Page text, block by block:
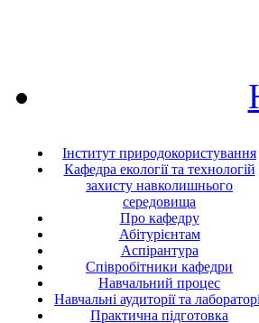
Інститут природокористування
Кафедра екології та технологій
захисту навколишнього
середовища
Про кафедру
Абітурієнтам
Аспірантура
Співробітники кафедри
Навчальний процес
Навчальні аудиторії та
Практична підготовка